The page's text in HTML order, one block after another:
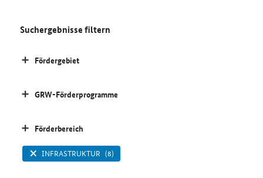
Suchergebnisse filtern
Fördergebiet
GRW-Förderprogramme
Förderbereich
INFRASTRUKTUR (8)